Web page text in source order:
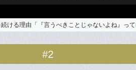
る理由「『言うべきことじゃないよね』っ
#2